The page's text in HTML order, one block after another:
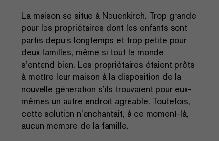
La maison se situe à Neuenkirch. Trop grande
pour les propriétaires dont les enfants sont
partis depuis longtemps et trop petite pour
deux familles, même si tout le monde
s’entend bien. Les propriétaires étaient prêts
à mettre leur maison à la disposition de la
nouvelle génération s’ils trouvaient pour eux-
mêmes un autre endroit agréable. Toutefois,
cette solution n’enchantait, à ce moment-là,
aucun membre de la famille.